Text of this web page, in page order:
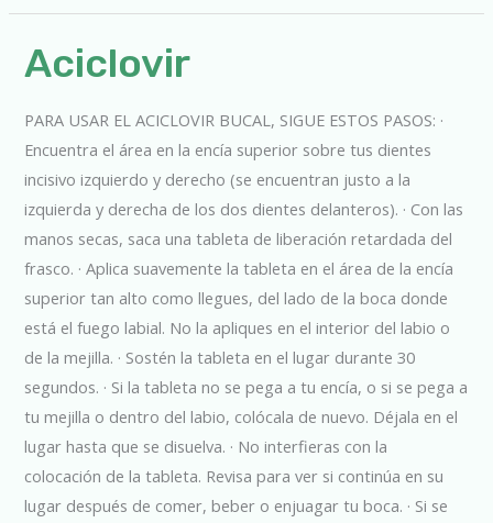
Aciclovir
PARA USAR EL ACICLOVIR BUCAL, SIGUE ESTOS PASOS: ·
Encuentra el área en la encía superior sobre tus dientes
incisivo izquierdo y derecho (se encuentran justo a la
izquierda y derecha de los dos dientes delanteros). · Con las
manos secas, saca una tableta de liberación retardada del
frasco. · Aplica suavemente la tableta en el área de la encía
superior tan alto como llegues, del lado de la boca donde
está el fuego labial. No la apliques en el interior del labio o
de la mejilla. · Sostén la tableta en el lugar durante 30
segundos. · Si la tableta no se pega a tu encía, o si se pega a
tu mejilla o dentro del labio, colócala de nuevo. Déjala en el
lugar hasta que se disuelva. · No interfieras con la
colocación de la tableta. Revisa para ver si continúa en su
lugar después de comer, beber o enjuagar tu boca. · Si se
Aciclovir